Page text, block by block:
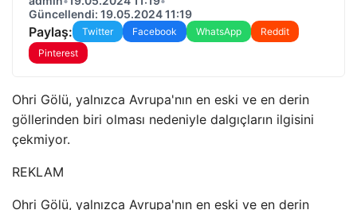
Güncellendi: 19.05.2024 11:19
Paylaş: Twitter Facebook WhatsApp
Reddit
Pinterest
Ohri Gölü, yalnızca Avrupa'nın en eski ve en derin
göllerinden biri olması nedeniyle dalgıçların ilgisini
çekmiyor.
REKLAM
Ohri Gölü, yalnızca Avrupa'nın en eski ve en derin